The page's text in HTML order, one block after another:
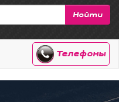
Найти
Телефоны